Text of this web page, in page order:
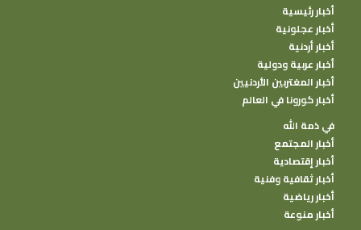
أخبار رئيسية
أخبار عجلونية
أخبار أردنية
أخبار عربية ودولية
أخبار المغتربين الأردنيين
أخبار كورونا في العالم
في ذمة الله
أخبار المجتمع
أخبار إقتصادية
أخبار ثقافية وفنية
أخبار رياضية
أخبار منوعة